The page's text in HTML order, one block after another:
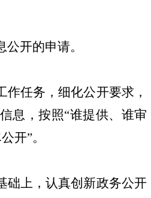
开的申请。
任务，细化公开要求，
息，按照“谁提供、谁审
开”。
础上，认真创新政务公开